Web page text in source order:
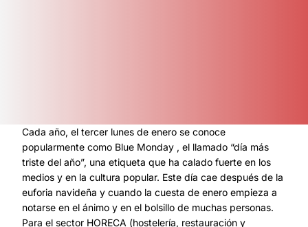
Cada año, el tercer lunes de enero se conoce
popularmente como Blue Monday , el llamado “día más
triste del año”, una etiqueta que ha calado fuerte en los
medios y en la cultura popular. Este día cae después de la
euforia navideña y cuando la cuesta de enero empieza a
notarse en el ánimo y en el bolsillo de muchas personas.
Para el sector HORECA (hostelería, restauración y